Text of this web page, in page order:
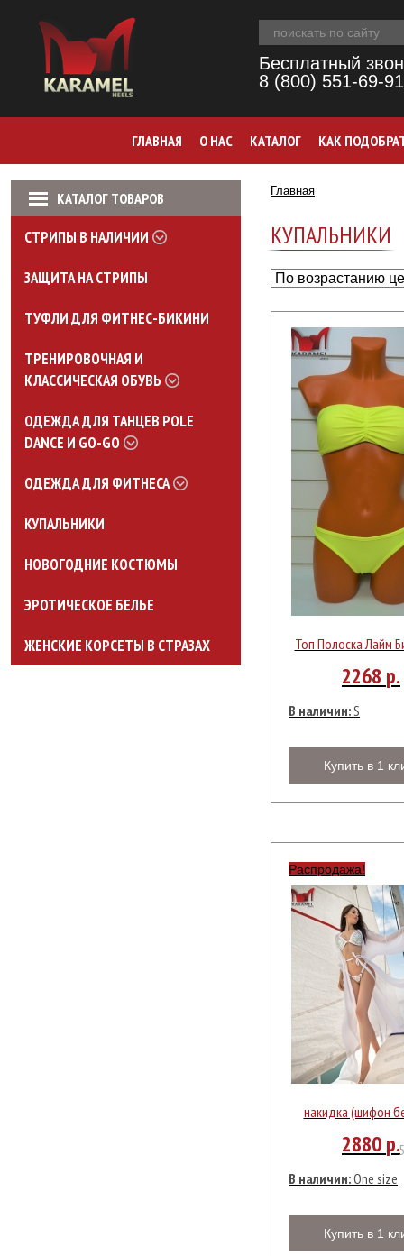
Бесплатный
8 (800) 551-69-91
ГЛАВНАЯ О НАС КАТАЛОГ КАК
КАТАЛОГ ТОВАРОВ
СТРИПЫ В НАЛИЧИИ
ЗАЩИТА НА СТРИПЫ
ТУФЛИ ДЛЯ ФИТНЕС-БИКИНИ
ТРЕНИРОВОЧНАЯ И
КЛАССИЧЕСКАЯ ОБУВЬ
ОДЕЖДА ДЛЯ ТАНЦЕВ POLE
DANCE И GO-GO
ОДЕЖДА ДЛЯ ФИТНЕСА
КУПАЛЬНИКИ
НОВОГОДНИЕ КОСТЮМЫ
ЭРОТИЧЕСКОЕ БЕЛЬЕ
ЖЕНСКИЕ КОРСЕТЫ В СТРАЗАХ
Главная
КУПАЛЬНИКИ
Топ Полоска Лайм
2268 р.
В наличии:S
Купить в 1
Распродажа!
накидка (шифон
2880р.
В наличии:One size
Купить в 1